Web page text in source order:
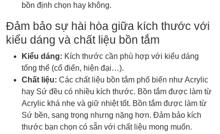
bồn định chọn hay không.
Đảm bảo sự hài hòa giữa kích thước với
kiểu dáng và chất liệu bồn tắm
Kiểu dáng: Kích thước cần phù hợp với kiểu dáng
tổng thể (cổ điển, hiện đại…).
Chất liệu: Các chất liệu bồn tắm phổ biến như Acrylic
hay Sứ đều có nhiều kích thước. Bồn tắm được làm từ
Acrylic khá nhẹ và giữ nhiệt tốt. Bồn tắm được làm từ
Sứ bền, sang trọng nhưng nặng hơn. Đảm bảo kích
thước bạn chọn có sẵn với chất liệu mong muốn.